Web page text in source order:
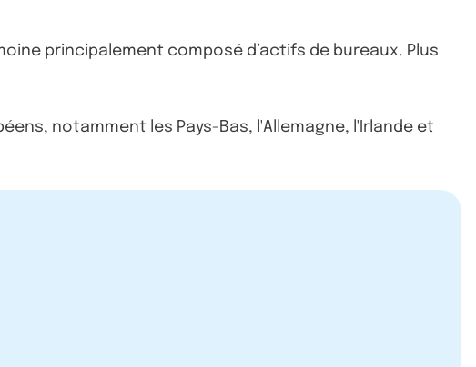
principalement composé d’actifs de bureaux. Plus
notamment les Pays-Bas, l'Allemagne, l'Irlande et